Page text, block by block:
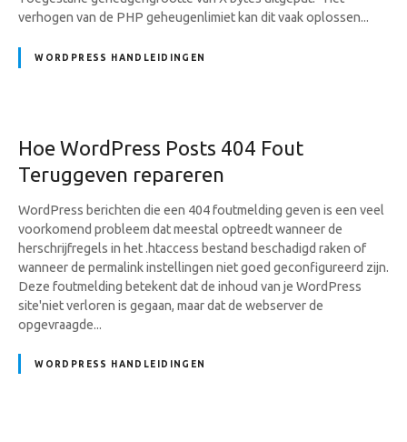
verhogen van de PHP geheugenlimiet kan dit vaak oplossen...
WORDPRESS HANDLEIDINGEN
Hoe WordPress Posts 404 Fout
Teruggeven repareren
WordPress berichten die een 404 foutmelding geven is een veel
voorkomend probleem dat meestal optreedt wanneer de
herschrijfregels in het .htaccess bestand beschadigd raken of
wanneer de permalink instellingen niet goed geconfigureerd zijn.
Deze foutmelding betekent dat de inhoud van je WordPress
site'niet verloren is gegaan, maar dat de webserver de
opgevraagde...
WORDPRESS HANDLEIDINGEN